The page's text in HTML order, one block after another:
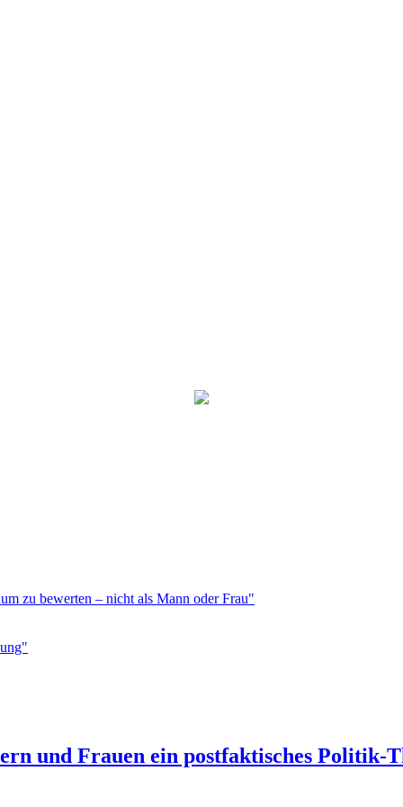
zu bewerten – nicht als Mann oder Frau"
und Frauen ein postfaktisches Politik-